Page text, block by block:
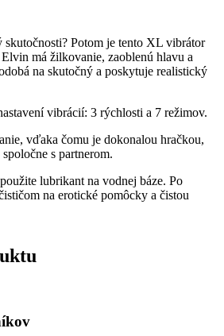
Potom je tento XL vibrátor
má žilkovanie, zaoblenú hlavu a
na skutočný a poskytuje realistický
vibrácií: 3 rýchlosti a 7 režimov.
vďaka čomu je dokonalou hračkou,
s partnerom.
lubrikant na vodnej báze. Po
na erotické pomôcky a čistou